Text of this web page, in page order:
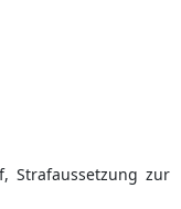
Strafaussetzung zur